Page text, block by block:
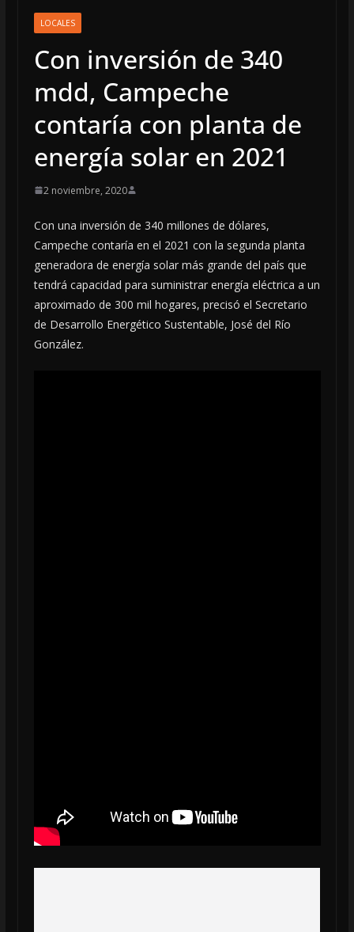
LOCALES
Con inversión de 340
mdd, Campeche
contaría con planta de
energía solar en 2021
2 noviembre, 2020
Con una inversión de 340 millones de dólares,
Campeche contaría en el 2021 con la segunda planta
generadora de energía solar más grande del país que
tendrá capacidad para suministrar energía eléctrica a un
aproximado de 300 mil hogares, precisó el Secretario
de Desarrollo Energético Sustentable, José del Río
González.